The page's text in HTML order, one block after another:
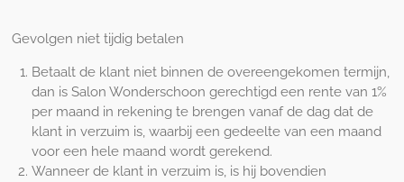
Gevolgen niet tijdig betalen
Betaalt de klant niet binnen de overeengekomen termijn,
dan is Salon Wonderschoon gerechtigd een rente van 1%
per maand in rekening te brengen vanaf de dag dat de
klant in verzuim is, waarbij een gedeelte van een maand
voor een hele maand wordt gerekend.
Wanneer de klant in verzuim is, is hij bovendien